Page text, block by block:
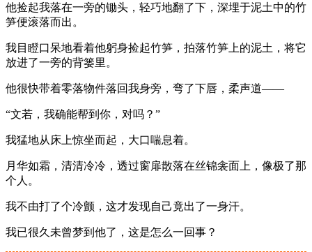
他捡起我落在一旁的锄头，轻巧地翻了下，深埋于泥土中的竹
笋便滚落而出。
我目瞪口呆地看着他躬身捡起竹笋，拍落竹笋上的泥土，将它
放进了一旁的背篓里。
他很快带着零落物件落回我身旁，弯了下唇，柔声道——
“文若，我确能帮到你，对吗？”
我猛地从床上惊坐而起，大口喘息着。
月华如霜，清清冷冷，透过窗扉散落在丝锦衾面上，像极了那
个人。
我不由打了个冷颤，这才发现自己竟出了一身汗。
我已很久未曾梦到他了，这是怎么一回事？